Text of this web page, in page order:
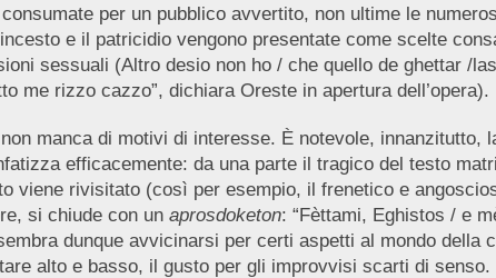
per un pubblico avvertito, non ultime le
e il patricidio vengono presentate come scelte
sessuali (Altro desio non ho / che quello de ghettar /
rizzo cazzo”, dichiara Oreste in apertura dell’opera).
manca di motivi di interesse. È notevole,
efficacemente: da una parte il tragico del testo
viene rivisitato (così per esempio, il frenetico e
si chiude con un aprosdoketon: “Fèttami, Eghistos / e
dunque avvicinarsi per certi aspetti al mondo della
alto e basso, il gusto per gli improvvisi scarti di senso.